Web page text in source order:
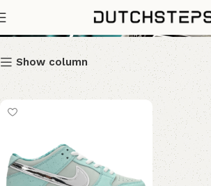
Tiffany Diamonds
Show column